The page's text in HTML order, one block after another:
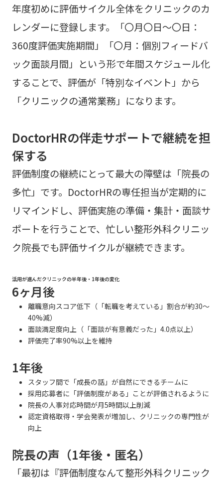
年度初めに評価サイクル全体をクリニックのカ
レンダーに登録します。「〇月〇日〜〇日：
360度評価実施期間」「〇月：個別フィードバ
ック面談月間」という形で年間スケジュール化
することで、評価が「特別なイベント」から
「クリニックの通常業務」になります。
DoctorHRの伴走サポートで継続を担
保する
評価制度の継続にとって最大の障壁は「院長の
多忙」です。DoctorHRの専任担当が定期的に
リマインドし、評価実施の準備・集計・面談サ
ポートを行うことで、忙しい整形外科クリニッ
ク院長でも評価サイクルが継続できます。
活用が進んだクリニックの半年後・1年後の変化
6ヶ月後
離職意向スコア低下（「転職を考えている」割合が約30〜
40%減）
面談満足度向上（「面談が有意義だった」4.0点以上）
評価完了率90%以上を維持
1年後
スタッフ間で「成長の話」が自然にできるチームに
採用応募者に「評価制度がある」ことが評価されるように
院長の人事対応時間が月5時間以上削減
認定資格取得・学会発表が増加し、クリニックの専門性が
向上
院長の声（1年後・匿名）
「最初は『評価制度なんて整形外科クリニック